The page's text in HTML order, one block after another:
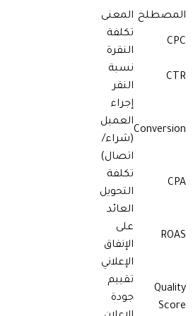
المصطلح المعنى
CPC
تكلفة
النقرة
CTR
نسبة
النقر
Conversion
إجراء
العميل
(شراء/
اتصال)
CPA
تكلفة
التحويل
ROAS
العائد
على
الإنفاق
الإعلاني
Quality
Score
تقييم
جودة